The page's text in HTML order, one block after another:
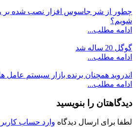
چطور از شر جاسوس افزار نصب شده
شویم؟
ادامه مطلب...
گوگل 20 ساله شد
ادامه مطلب...
اندروید همچنان برنده بازار سیستم عامل
ادامه مطلب...
دیدگاهتان را بنویسید
لطفا برای ارسال دیدگاه وارد حساب